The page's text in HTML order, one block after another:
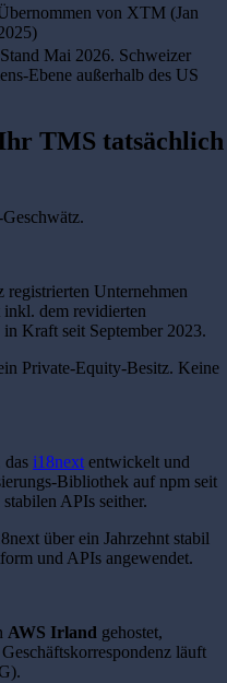
von XTM (Jan
Mai 2026. Schweizer
Ebene außerhalb des US
TMS tatsächlich
Unternehmen
dem revidierten
Kraft seit September 2023.
Private-Equity-Besitz. Keine
das i18next entwickelt und
Bibliothek auf npm seit
APIs seither.
über ein Jahrzehnt stabil
und APIs angewendet.
AWS Irland gehostet,
läuft